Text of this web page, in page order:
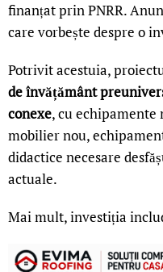
finanțat prin PNRR.
care vorbește despre o
Potrivit acestuia,
de învățământ
conexe, cu echipamente
mobilier nou,
didactice necesare
actuale.
Mai mult, investiția